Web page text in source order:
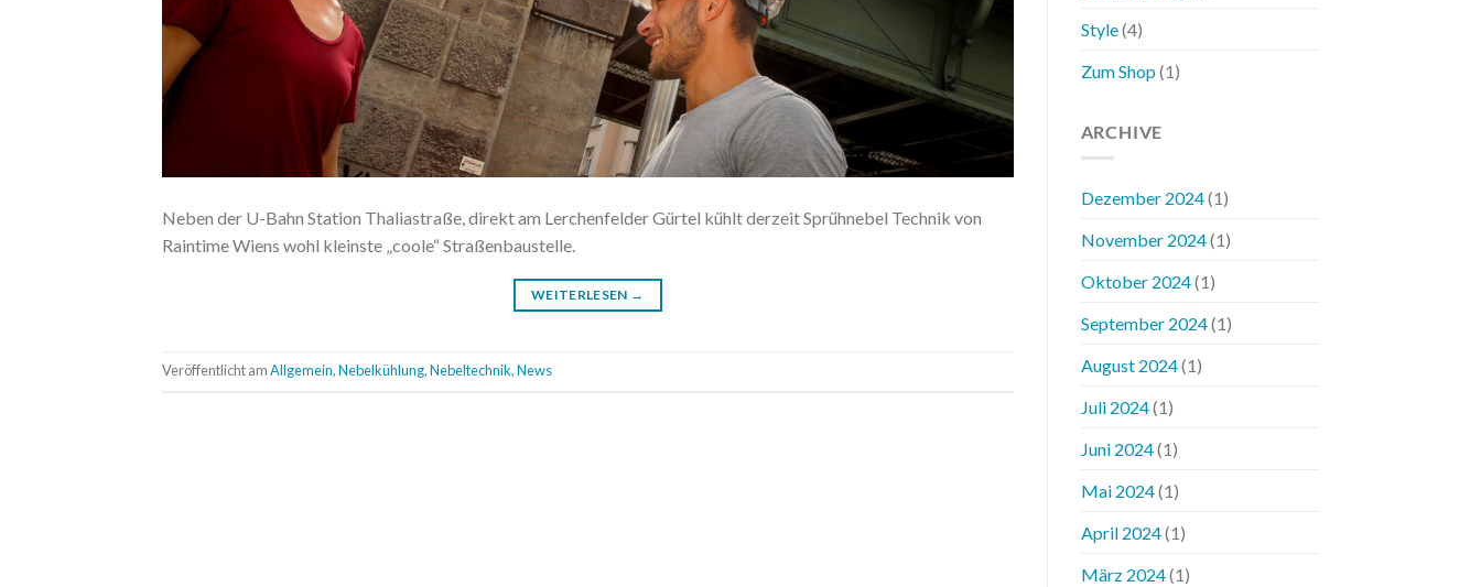
Neben der U-Bahn Station Thaliastraße, direkt am Lerchenfelder Gürtel kühlt derzeit Sprühnebel Technik von
Raintime Wiens wohl kleinste „coole“ Straßenbaustelle.
WEITERLESEN →
Veröffentlicht amAllgemein,Nebelkühlung,Nebeltechnik,News
Style(4)
Zum Shop(1)
ARCHIVE
Dezember 2024(1)
November 2024(1)
Oktober 2024(1)
September 2024(1)
August 2024(1)
Juli 2024(1)
Juni 2024(1)
Mai 2024(1)
April 2024(1)
März 2024(1)